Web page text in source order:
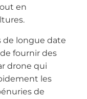
en
de longue date
fournir des
drone qui
les
de